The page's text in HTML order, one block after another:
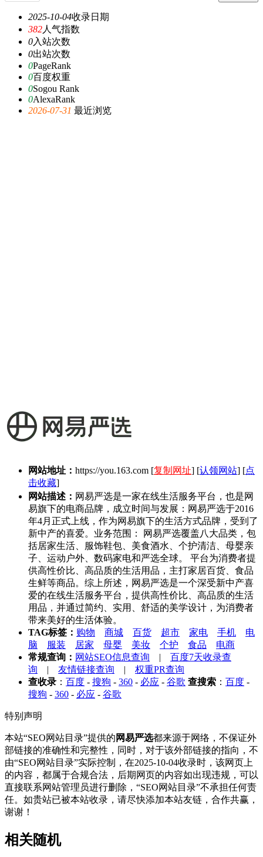
2025-10-04收录日期
382人气指数
0入站次数
0出站次数
0PageRank
0百度权重
0Sogou Rank
0AlexaRank
2026-07-31 最近浏览
网站地址： https://you.163.com [复制网址] [认领网站] [点
击收藏]
网站描述： 网易严选是一家在线生活服务平台，也是网
易旗下的电商品牌，成立时间与发展：网易严选于2016
年4月正式上线，作为网易旗下的生活方式品牌，受到了
新中产的喜爱。业务范围： 网易严选覆盖八大品类，包
括居家生活、服饰鞋包、美食酒水、个护清洁、母婴亲
子、运动户外、数码家电和严选全球。 平台为消费者提
供高性价比、高品质的生活用品，主打家居百货、食品
生鲜等商品。综上所述，网易严选是一个深受新中产喜
爱的在线生活服务平台，提供高性价比、高品质的生活
用品，并通过简约、实用、舒适的美学设计，为消费者
带来美好的生活体验。
TAG标签： 购物 商城 百货 超市 家电 手机
电
脑
服装 居家 母婴 美妆 个护 食品
电商
常规查询： 网站SEO信息查询 | 百度7天收录查
询 | 友情链接查询 | 权重PR查询
查收录 ： 百度 - 搜狗 - 360 - 必应 - 谷歌 查搜索 ： 百度 -
搜狗 - 360 - 必应 - 谷歌
特别声明
本站“SEO网站目录”提供的 网易严选都来源于网络，不保证外
部链接的准确性和完整性，同时，对于该外部链接的指向，不
由“SEO网站目录”实际控制，在2025-10-04收录时，该网页上
的内容，都属于合规合法，后期网页的内容如出现违规，可以
直接联系网站管理员进行删除，“SEO网站目录”不承担任何责
任。如贵站已被本站收录，请尽快添加本站友链，合作共赢，
谢谢！
相关随机